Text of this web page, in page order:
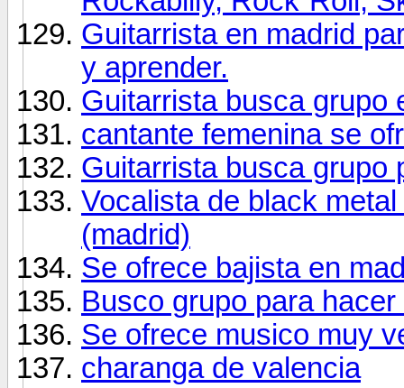
Guitarrista en madrid
y aprender.
Guitarrista busca grupo
cantante femenina se
Guitarrista busca grupo
Vocalista de black
(madrid)
Se ofrece bajista en
Busco grupo para
Se ofrece musico muy
charanga de valencia